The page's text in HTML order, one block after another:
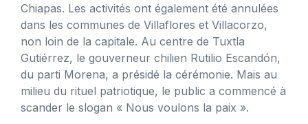
Chiapas. Les activités ont également été annulées
dans les communes de Villaflores et Villacorzo,
non loin de la capitale. Au centre de Tuxtla
Gutiérrez, le gouverneur chilien Rutilio Escandón,
du parti Morena, a présidé la cérémonie. Mais au
milieu du rituel patriotique, le public a commencé à
scander le slogan « Nous voulons la paix ».